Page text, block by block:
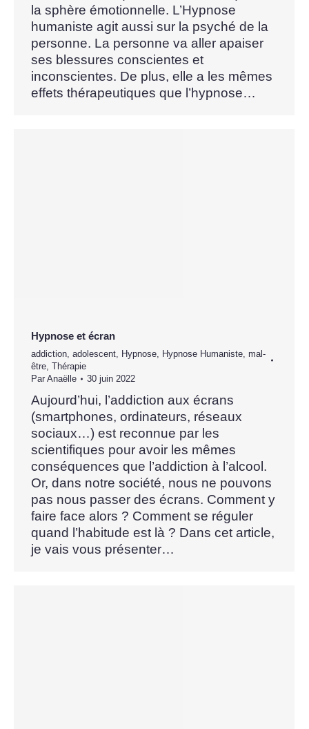
la sphère émotionnelle. L’Hypnose
humaniste agit aussi sur la psyché de la
personne. La personne va aller apaiser
ses blessures conscientes et
inconscientes. De plus, elle a les mêmes
effets thérapeutiques que l’hypnose…
Hypnose et écran
addiction adolescent Hypnose Hypnose Humaniste mal-
être Thérapie
Par Anaëlle 30 juin 2022
Aujourd’hui, l’addiction aux écrans
(smartphones, ordinateurs, réseaux
sociaux…) est reconnue par les
scientifiques pour avoir les mêmes
conséquences que l’addiction à l’alcool.
Or, dans notre société, nous ne pouvons
pas nous passer des écrans. Comment y
faire face alors ? Comment se réguler
quand l’habitude est là ? Dans cet article,
je vais vous présenter…